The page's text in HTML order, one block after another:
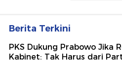
Berita Terkini
PKS Dukung Prabowo Jika
Kabinet: Tak Harus dari